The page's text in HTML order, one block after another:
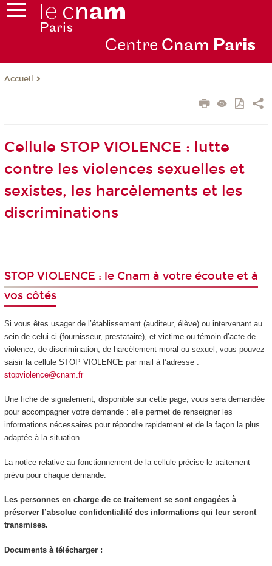
Centre Cnam Paris
Accueil
Cellule STOP VIOLENCE : lutte
contre les violences sexuelles et
sexistes, les harcèlements et les
discriminations
STOP VIOLENCE : le Cnam à votre écoute et à
vos côtés
Si vous êtes usager de l’établissement (auditeur, élève) ou intervenant au
sein de celui-ci (fournisseur, prestataire), et victime ou témoin d’acte de
violence, de discrimination, de harcèlement moral ou sexuel, vous pouvez
saisir la cellule STOP VIOLENCE par mail à l’adresse :
stopviolence@cnam.fr
Une fiche de signalement, disponible sur cette page, vous sera demandée
pour accompagner votre demande : elle permet de renseigner les
informations nécessaires pour répondre rapidement et de la façon la plus
adaptée à la situation.
La notice relative au fonctionnement de la cellule précise le traitement
prévu pour chaque demande.
Les personnes en charge de ce traitement se sont engagées à
préserver l’absolue confidentialité des informations qui leur seront
transmises.
Documents à télécharger :